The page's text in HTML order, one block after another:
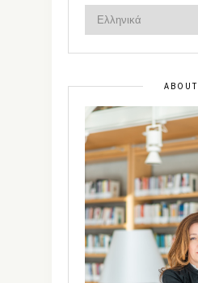
ABOUT